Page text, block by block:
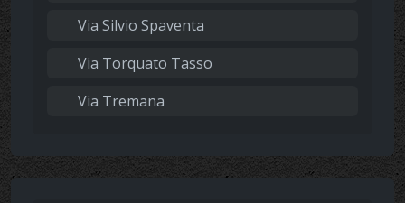
Via Silvio Spaventa
Via Torquato Tasso
Via Tremana